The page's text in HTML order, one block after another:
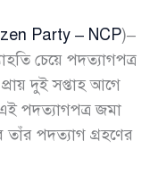
Party – NCP)–
চেয়ে পদত্যাগপত্র
দুই সপ্তাহ আগে
পদত্যাগপত্র জমা
তাঁর পদত্যাগ গ্রহণের